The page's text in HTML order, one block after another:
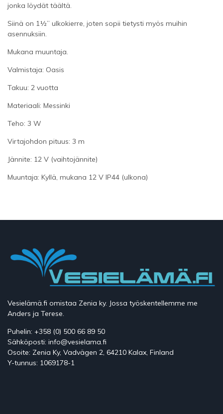
jonka löydät täältä.
Siinä on 1½” ulkokierre, joten sopii tietysti myös muihin
asennuksiin.
Mukana muuntaja.
Valmistaja: Oasis
Takuu: 2 vuotta
Materiaali: Messinki
Teho: 3 W
Virtajohdon pituus: 3 m
Jännite: 12 V (vaihtojännite)
Muuntaja: Kyllä, mukana 12 V IP44 (ulkona)
Vesielämä.fi omistaa Zenia ky. Jossa työskentellemme me
Anders ja Terese.
Puhelin: +358 (0) 500 66 89 50
Sähköposti: info@vesielama.fi
Osoite: Zenia Ky, Vadvägen 2, 64210 Kalax, Finland
Y-tunnus: 1069178-1